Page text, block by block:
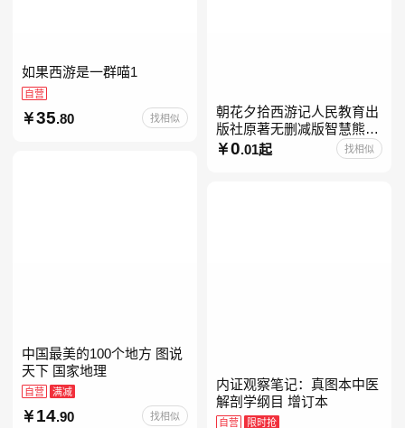
如果西游是一群喵1
自营
35.80 找相似
朝花夕拾西游记人民教育出
版社原著无删减版智慧熊升
级版七年级必读书目初一上
册人民文学出版社人教版当
0.01起 找相似
中国最美的100个地方 图说
天下 国家地理
自营 满减
14.90 找相似
内证观察笔记：真图本中医
解剖学纲目 增订本
自营 限时抢